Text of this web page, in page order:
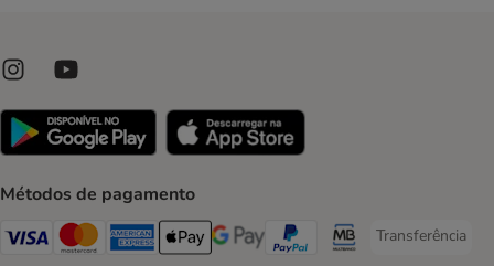
Métodos de pagamento
Visa Payment Method
Mastercard Payment Method
American Express Payment Method
Apple Pay Payment Method
Google Pay Payment Method
PayPal Payment Method
Multibanco Payment
Transferência
Transferência